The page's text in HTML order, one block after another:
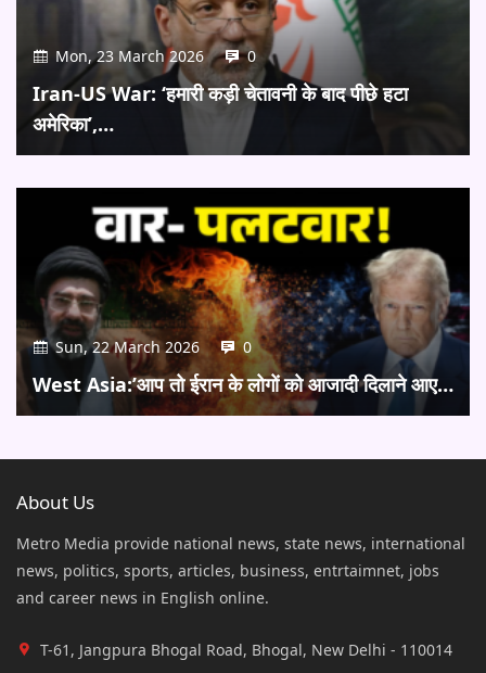
Mon, 23 March 2026 0
Iran-US War: ‘हमारी कड़ी चेतावनी के बाद पीछे हटा
अमेरिका’,…
Sun, 22 March 2026 0
West Asia:’आप तो ईरान के लोगों को आजादी दिलाने आए…
About Us
Metro Media provide national news, state news, international
news, politics, sports, articles, business, entrtaimnet, jobs
and career news in English online.
T-61, Jangpura Bhogal Road, Bhogal, New Delhi - 110014